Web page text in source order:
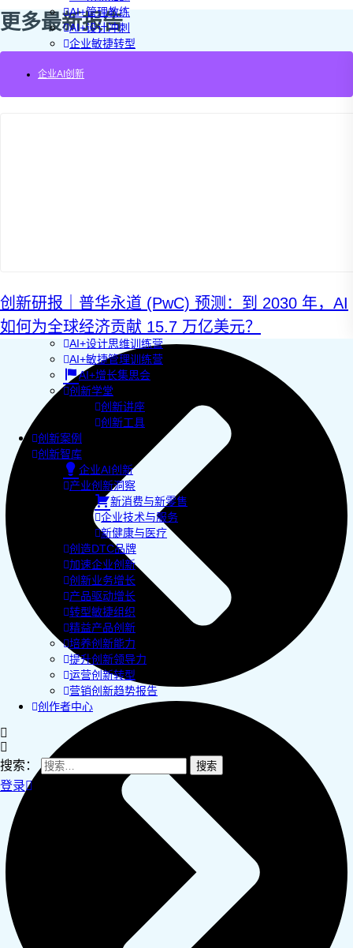
AI+管理教练
AI+设计冲刺
企业敏捷转型
AI+品牌增长工作坊
AI+销售增长工作坊
AI+增长黑客训练营
AI+设计思维训练营
AI+敏捷管理训练营
AI+增长集思会
创新学堂
创新讲座
创新工具
创新案例
创新智库
企业AI创新
产业创新洞察
新消费与新零售
企业技术与服务
新健康与医疗
创造DTC品牌
加速企业创新
创新业务增长
产品驱动增长
转型敏捷组织
精益产品创新
培养创新能力
提升创新领导力
运营创新转型
营销创新趋势报告
创作者中心
搜索：
登录
更多最新报告
企业AI创新
创新研报｜普华永道 (PwC) 预测：到 2030 年，AI
如何为全球经济贡献 15.7 万亿美元？